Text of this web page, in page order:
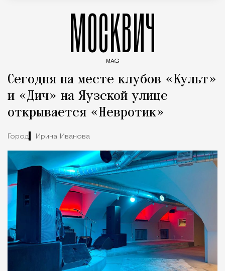
МОСКВИЧ
MAG
Сегодня на месте клубов «Культ»
и «Дич» на Яузской улице
открывается «Невротик»
Город Ирина Иванова